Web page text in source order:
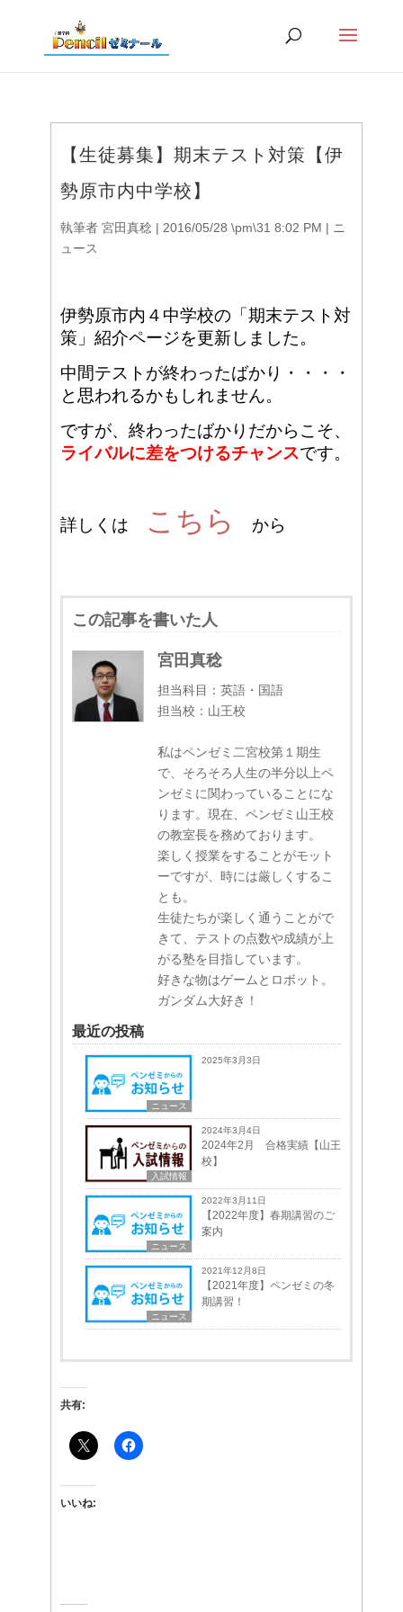
【生徒募集】期末テスト対策【伊
勢原市内中学校】
執筆者 宮田真稔| 2016/05/28 \pm\31 8:02 PM | ニ
ュース
伊勢原市内４中学校の「期末テスト対
策」紹介ページを更新しました。
中間テストが終わったばかり・・・・
と思われるかもしれません。
ですが、終わったばかりだからこそ、
ライバルに差をつけるチャンスです。
詳しくは こちら から
この記事を書いた人
宮田真稔
担当科目：英語・国語
担当校：山王校
私はペンゼミ二宮校第１期生
で、そろそろ人生の半分以上ペ
ンゼミに関わっていることにな
ります。現在、ペンゼミ山王校
の教室長を務めております。
楽しく授業をすることがモット
ーですが、時には厳しくするこ
とも。
生徒たちが楽しく通うことがで
きて、テストの点数や成績が上
がる塾を目指しています。
好きな物はゲームとロボット。
ガンダム大好き！
最近の投稿
ニュース
2025年3月3日
入試情報
2024年3月4日
2024年2月 合格実績【山王
校】
ニュース
2022年3月11日
【2022年度】春期講習のご
案内
ニュース
2021年12月8日
【2021年度】ペンゼミの冬
期講習！
共有:
いいね: